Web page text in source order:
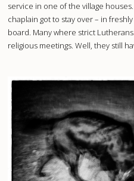
service in one of the village
chaplain got to stay over – in
board. Many where strict
religious meetings. Well, they still